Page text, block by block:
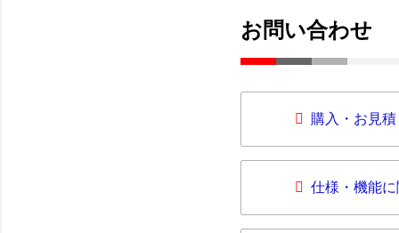
お問い合わせ
購入・お見
仕様・機能